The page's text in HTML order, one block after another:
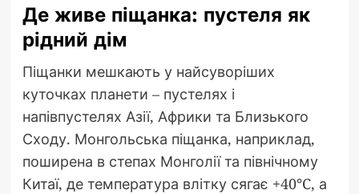
Де живе піщанка: пустеля як
рідний дім
Піщанки мешкають у найсуворіших
куточках планети – пустелях і
напівпустелях Азії, Африки та Близького
Сходу. Монгольська піщанка, наприклад,
поширена в степах Монголії та північному
Китаї, де температура влітку сягає +40°C, а